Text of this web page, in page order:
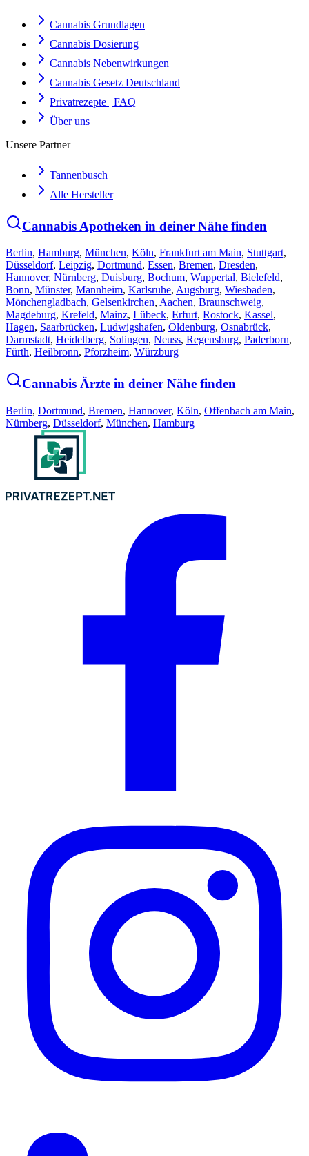
Cannabis Grundlagen
Cannabis Dosierung
Cannabis Nebenwirkungen
Cannabis Gesetz Deutschland
Privatrezepte | FAQ
Über uns
Unsere Partner
Tannenbusch
Alle Hersteller
Cannabis Apotheken in deiner Nähe finden
Berlin, Hamburg, München, Köln, Frankfurt am Main, Stuttgart,
Düsseldorf, Leipzig, Dortmund, Essen, Bremen, Dresden,
Hannover, Nürnberg, Duisburg, Bochum, Wuppertal, Bielefeld,
Bonn, Münster, Mannheim, Karlsruhe, Augsburg, Wiesbaden,
Mönchengladbach, Gelsenkirchen, Aachen, Braunschweig,
Magdeburg, Krefeld, Mainz, Lübeck, Erfurt, Rostock, Kassel,
Hagen, Saarbrücken, Ludwigshafen, Oldenburg, Osnabrück,
Darmstadt, Heidelberg, Solingen, Neuss, Regensburg, Paderborn,
Fürth, Heilbronn, Pforzheim, Würzburg
Cannabis Ärzte in deiner Nähe finden
Berlin, Dortmund, Bremen, Hannover, Köln, Offenbach am Main,
Nürnberg, Düsseldorf, München, Hamburg